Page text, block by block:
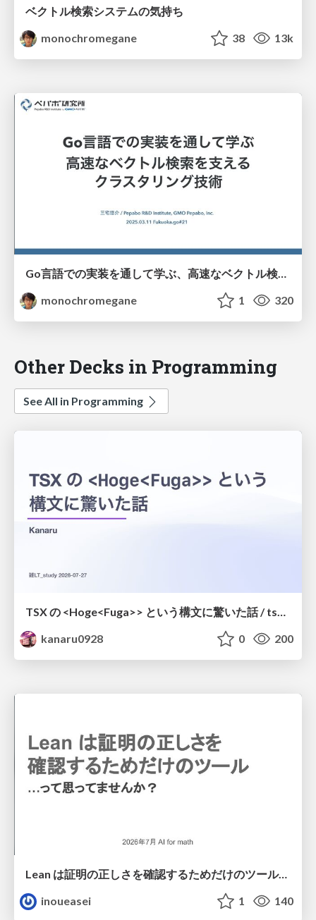
ベクトル検索システムの気持ち
monochromegane
38 13k
Go言語での実装を通して学ぶ、高速なベクトル検索を支えるクラスタリング技術/fukuokago-kmeans
monochromegane
1 320
Other Decks in Programming
See All in Programming
kanaru0928
0 200
Lean は証明の正しさを確認するためだけのツールって思ってませんか？
inoueasei
1 140